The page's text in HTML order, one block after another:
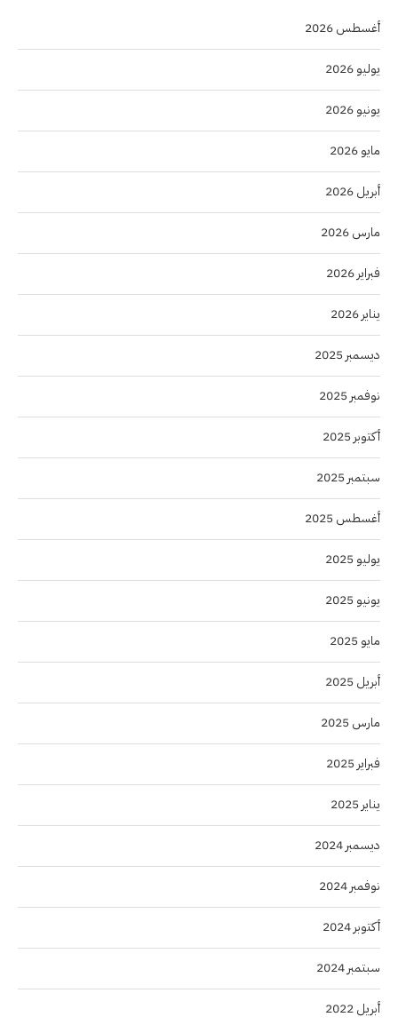
أغسطس 2026
يوليو 2026
يونيو 2026
مايو 2026
أبريل 2026
مارس 2026
فبراير 2026
يناير 2026
ديسمبر 2025
نوفمبر 2025
أكتوبر 2025
سبتمبر 2025
أغسطس 2025
يوليو 2025
يونيو 2025
مايو 2025
أبريل 2025
مارس 2025
فبراير 2025
يناير 2025
ديسمبر 2024
نوفمبر 2024
أكتوبر 2024
سبتمبر 2024
أبريل 2022